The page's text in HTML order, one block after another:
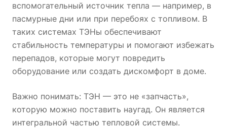
вспомогательный источник тепла — например, в
пасмурные дни или при перебоях с топливом. В
таких системах ТЭНы обеспечивают
стабильность температуры и помогают избежать
перепадов, которые могут повредить
оборудование или создать дискомфорт в доме.
Важно понимать: ТЭН — это не «запчасть»,
которую можно поставить наугад. Он является
интегральной частью тепловой системы.